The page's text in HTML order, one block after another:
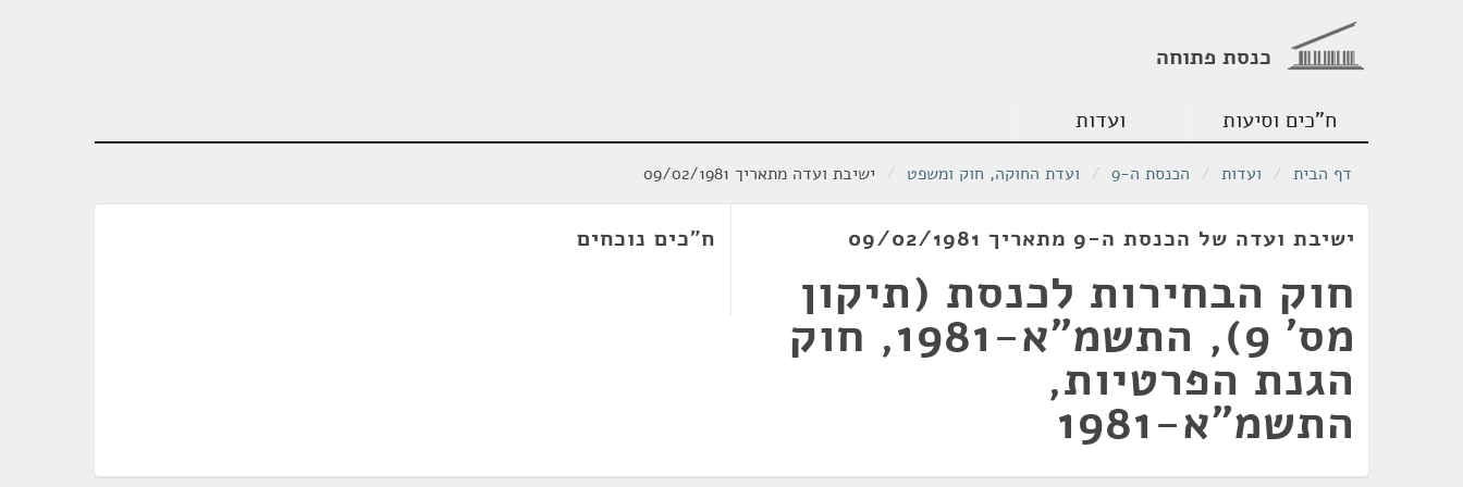
כנסת פתוחה
ח"כים וסיעות ועדות
דף הבית / ועדות / הכנסת ה-9 / ועדת החוקה, חוק ומשפט / ישיבת ועדה מתאריך 09/02/1981
ישיבת ועדה של הכנסת ה-9 מתאריך 09/02/1981
חוק הבחירות לכנסת (תיקון
מס' 9), התשמ"א-1981, חוק
הגנת הפרטיות,
התשמ"א-1981
ח"כים נוכחים